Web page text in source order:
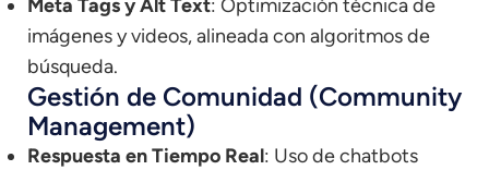
Meta Tags y Alt Text: Optimización técnica de
imágenes y videos, alineada con algoritmos de
búsqueda.
Gestión de Comunidad (Community
Management)
Respuesta en Tiempo Real: Uso de chatbots